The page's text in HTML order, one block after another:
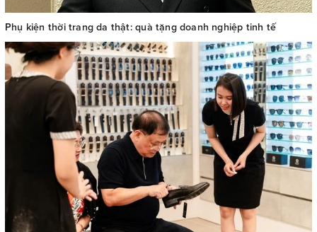
Phụ kiện thời trang da thật: quà tặng doanh nghiệp tinh tế